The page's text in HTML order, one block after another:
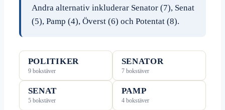
Andra alternativ inkluderar Senator (7), Senat
(5), Pamp (4), Överst (6) och Potentat (8).
POLITIKER
9 bokstäver
SENATOR
7 bokstäver
SENAT
5 bokstäver
PAMP
4 bokstäver